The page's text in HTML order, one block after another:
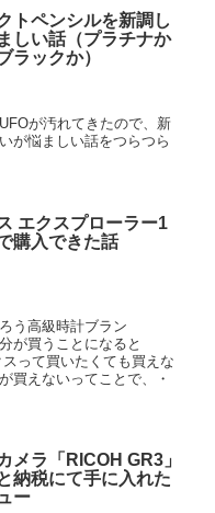
トペンシルを新調し
しい話（プラチナか
ラックか）
が汚れてきたので、新
が悩ましい話をつらつら
エクスプローラー1
購入できた話
う高級時計ブラン
が買うことになると
って買いたくても買えな
買えないってことで、・
メラ「RICOH GR3」
納税にて手に入れた
ー